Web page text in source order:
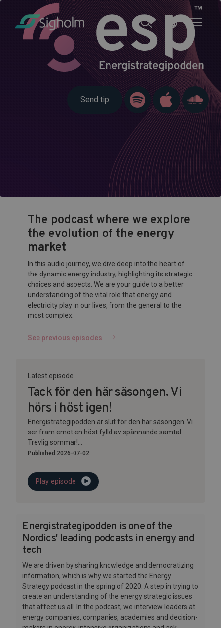
Send tip
The podcast where we explore
the evolution of the energy
market
In this audio journey, we dive deep into the heart of
the dynamic energy industry, highlighting its strategic
choices and aspects. We are your guide to a better
understanding of the vital role that energy and
electricity play in our lives, from the general to the
most complex.
See previous episodes
Latest episode
Tack för den här säsongen. Vi
hörs i höst igen!
Energistrategipodden är slut för den här säsongen. Vi
ser fram emot en höst fylld av spännande samtal.
Trevlig sommar!...
Published 2026-07-02
Play episode
Energistrategipodden is one of the
Nordics' leading podcasts in energy and
tech
We are driven by sharing knowledge and democratizing
information, which is why we started the Energy
Strategy podcast in the spring of 2020. A step in trying to
create an understanding of the energy strategic issues
that affect us all. In the podcast, we interview leaders at
energy companies, companies, academies and decision-